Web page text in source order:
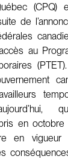
(CPQ)
de
au
en
en vigueur